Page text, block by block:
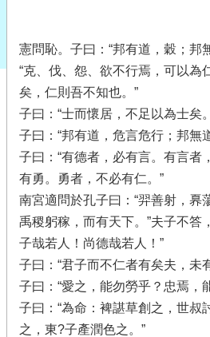
憲問恥。子曰：“邦有道，穀；邦
“克、伐、怨、欲不行焉，可以為
矣，仁則吾不知也。”
子曰：“士而懷居，不足以為士矣
子曰：“邦有道，危言危行；邦無
子曰：“有德者，必有言。有言者
有勇。勇者，不必有仁。”
南宮適問於孔子曰：“羿善射，奡
禹稷躬稼，而有天下。”夫子不答
子哉若人！尚德哉若人！”
子曰：“君子而不仁者有矣夫，未
子曰：“愛之，能勿勞乎？忠焉，
子曰：“為命：裨諶草創之，世叔
之，東?子產潤色之。”